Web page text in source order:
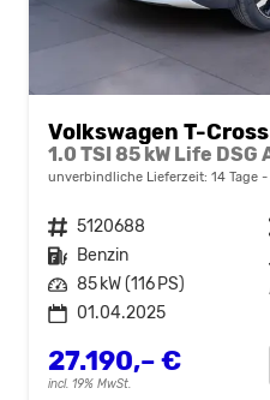
Volkswagen T-Cross
unverbindliche Lieferzeit: 14 Tage
Fahrzeugnr. 5120688
Kraftstoff Benzin
Leistung 85 kW (116 PS)
01.04.2025
27.190,– €
incl. 19% MwSt.